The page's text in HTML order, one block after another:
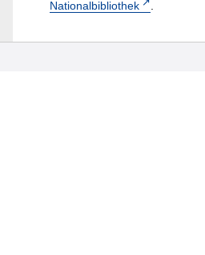
Nationalbibliothek
.